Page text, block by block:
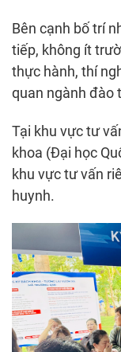
Bên cạnh bố trí
tiếp, không ít
thực hành, thí
quan ngành đào
Tại khu vực tư
khoa (Đại học
khu vực tư vấn
huynh.